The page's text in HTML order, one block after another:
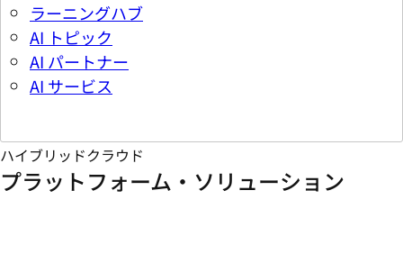
ラーニングハブ
AI トピック
AI パートナー
AI サービス
ハイブリッドクラウド
プラットフォーム・ソリューション